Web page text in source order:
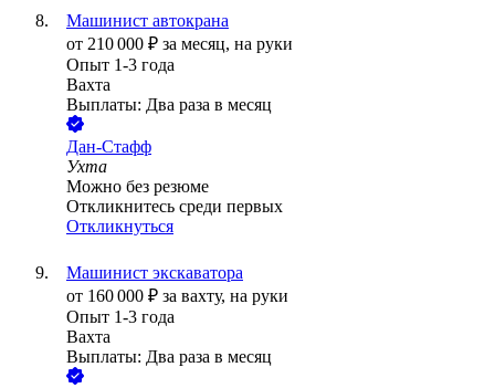
Машинист автокрана
от 210 000 ₽ за месяц, на руки
Опыт 1-3 года
Вахта
Выплаты: Два раза в месяц
Дан-Стафф
Ухта
Можно без резюме
Откликнитесь среди первых
Откликнуться
Машинист экскаватора
от 160 000 ₽ за вахту, на руки
Опыт 1-3 года
Вахта
Выплаты: Два раза в месяц